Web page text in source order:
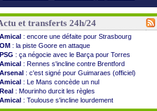
et transferts 24h/24
Amical : encore une défaite pour Strasbourg
OM : la piste Goore en attaque
PSG : ça négocie avec le Barça pour Torres
Amical : Rennes s'incline contre Brentford
Arsenal : c'est signé pour Guimaraes (officiel)
Amical : Le Mans concède un nul
Real : Mourinho durcit les règles
Amical : Toulouse s'incline lourdement
OM: Benatia et la "médiocrité" dans le club